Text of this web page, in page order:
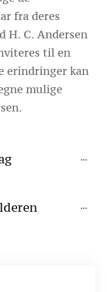
fra deres
H. C. Andersen
til en
erindringer kan
mulige